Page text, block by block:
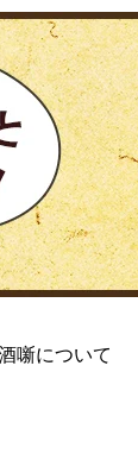
噺について